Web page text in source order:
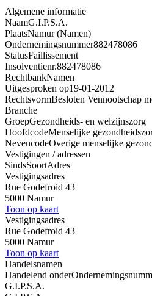
Algemene informatie
NaamG.I.P.S.A.
PlaatsNamur (Namen)
Ondernemingsnummer882478086
StatusFaillissement
Insolventienr.882478086
RechtbankNamen
Uitgesproken op19-01-2012
RechtsvormBesloten Vennootschap
Branche
GroepGezondheids- en welzijnszorg
HoofdcodeMenselijke
NevencodeOverige menselijke
Vestigingen / adressen
SindsSoortAdres
Vestigingsadres
Rue Godefroid 43
5000 Namur
Toon op kaart
Vestigingsadres
Rue Godefroid 43
5000 Namur
Toon op kaart
Handelsnamen
Handelend onder
G.I.P.S.A.